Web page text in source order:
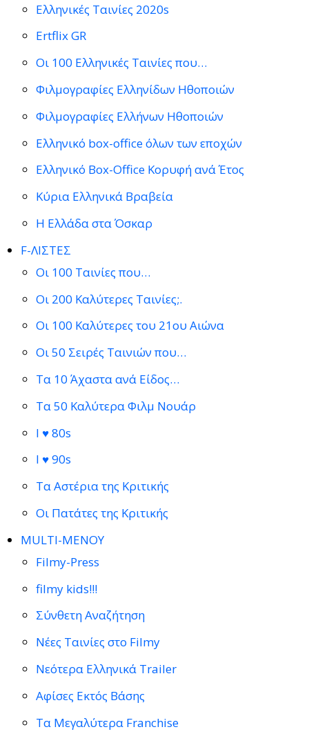
Ελληνικές Ταινίες 2020s
Ertflix GR
Οι 100 Ελληνικές Ταινίες που…
Φιλμογραφίες Ελληνίδων Ηθοποιών
Φιλμογραφίες Ελλήνων Ηθοποιών
Ελληνικό box-office όλων των εποχών
Ελληνικό Box-Office Κορυφή ανά Έτος
Κύρια Ελληνικά Βραβεία
Η Ελλάδα στα Όσκαρ
F-ΛΙΣΤΕΣ
Οι 100 Ταινίες που…
Οι 200 Καλύτερες Ταινίες;.
Οι 100 Καλύτερες του 21ου Αιώνα
Οι 50 Σειρές Ταινιών που…
Τα 10 Άχαστα ανά Είδος…
Τα 50 Καλύτερα Φιλμ Νουάρ
I ♥ 80s
I ♥ 90s
Τα Αστέρια της Κριτικής
Οι Πατάτες της Κριτικής
MULTI-ΜΕΝΟΥ
Filmy-Press
filmy kids!!!
Σύνθετη Αναζήτηση
Νέες Ταινίες στο Filmy
Νεότερα Ελληνικά Trailer
Αφίσες Εκτός Βάσης
Τα Μεγαλύτερα Franchise